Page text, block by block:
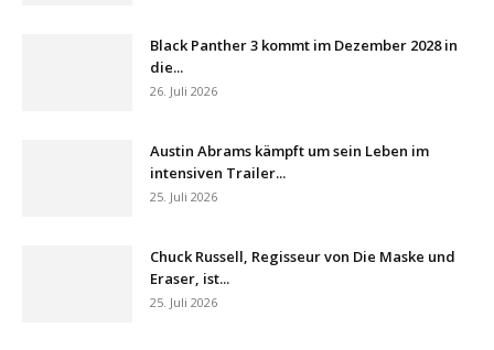
Black Panther 3 kommt im Dezember 2028 in
die...
26. Juli 2026
Austin Abrams kämpft um sein Leben im
intensiven Trailer...
25. Juli 2026
Chuck Russell, Regisseur von Die Maske und
Eraser, ist...
25. Juli 2026